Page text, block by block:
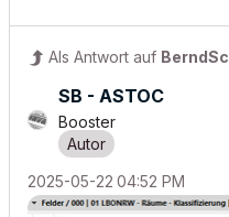
Als Antwort auf
SB - ASTOC
Booster
‎2025-05-22 04:52 PM